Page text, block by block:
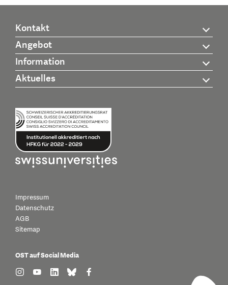
Kontakt
Angebot
Information
Aktuelles
Impressum
Datenschutz
AGB
Sitemap
OST auf Social Media
find us on: instagram
find us on: youtube
find us on: linkedin
find us on: bluesky
find us on: facebook